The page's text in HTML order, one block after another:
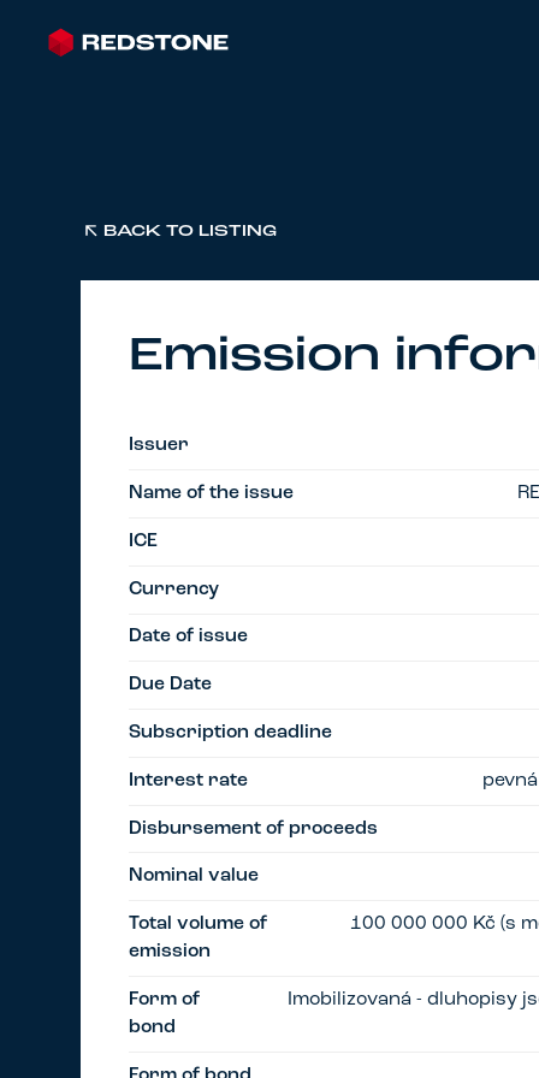
BACK TO LISTING
Emission
Issuer
Name of the issue
ICE
Currency
Date of issue
Due Date
Subscription deadline
Interest rate
Disbursement of proceeds
Nominal value
Total volume of
emission
100 000 000 Kč (s
Form of
bond
Imobilizovaná - dluhopisy